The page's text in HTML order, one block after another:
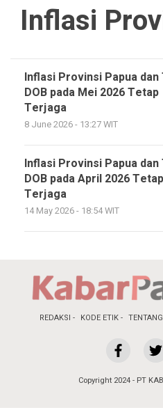
Inflasi
Inflasi Provinsi Papua dan
DOB pada Mei 2026 Tetap
Terjaga
8 June 2026 - 13:27 WIT
Inflasi Provinsi Papua dan
DOB pada April 2026 Tetap
Terjaga
14 May 2026 - 18:54 WIT
REDAKSI KODE ETIK
Copyright 2024 - PT